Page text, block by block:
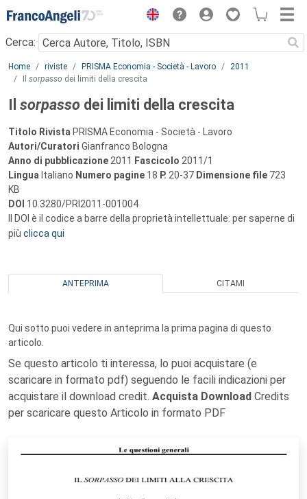
Menu
Cerca:
Main content
Home riviste PRISMA Economia - Società - Lavoro
2011
sorpasso dei limiti della crescita
Il sorpasso dei limiti della crescita
Titolo Rivista PRISMA Economia - Società - Lavoro
Autori/Curatori Gianfranco Bologna
Anno di pubblicazione 2011 Fascicolo 2011/1
Lingua Italiano Numero pagine 18 P. 20-37 Dimensione file 723
KB
DOI 10.3280/PRI2011-001004
Il DOI è il codice a barre della proprietà intellettuale: per saperne di
più clicca qui
ANTEPRIMA CITAMI
Qui sotto puoi vedere in anteprima la prima pagina di questo
articolo.
Se questo articolo ti interessa, lo puoi acquistare (e
scaricare in formato pdf) seguendo le facili indicazioni per
acquistare il download credit. Acquista Download Credits
per scaricare questo Articolo in formato PDF